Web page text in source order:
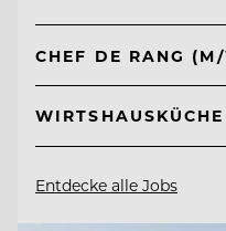
CHEF DE RANG
Entdecke alle Jobs